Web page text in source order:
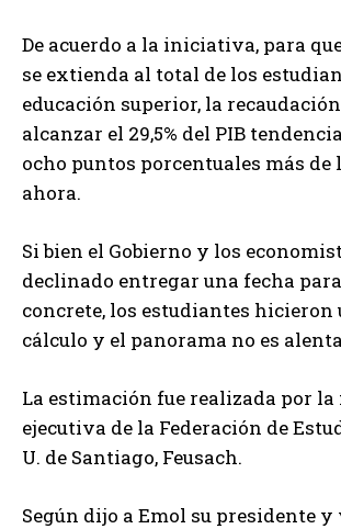
De acuerdo a la iniciativa, para
se extienda al total de los
educación superior, la
alcanzar el 29,5% del PIB
ocho puntos porcentuales más de
ahora.
Si bien el Gobierno y los
declinado entregar una fecha
concrete, los estudiantes
cálculo y el panorama no es
La estimación fue realizada por la
ejecutiva de la Federación de
U. de Santiago, Feusach.
Según dijo a Emol su presidente y